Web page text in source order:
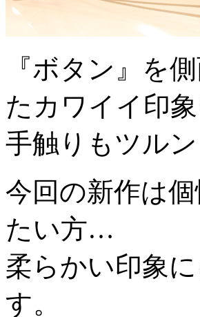
『ボタン』を
たカワイイ印象
手触りもツル
今回の新作は
たい方…
柔らかい印象
す。